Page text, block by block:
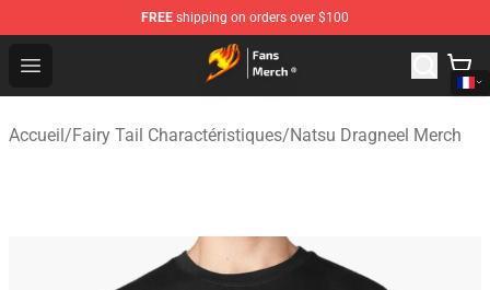
FREE shipping on orders over $100
Open menu
Fairy Tail Store - Official Fairy Tail Merchandise Shop
Accueil/Fairy Tail Charactéristiques/Natsu Dragneel Merch